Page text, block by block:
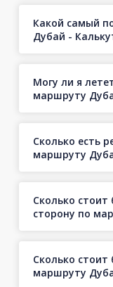
Какой самый
Дубай -
Могу ли я
маршруту
Сколько есть
маршруту
Сколько стоит
сторону по
Сколько
маршруту